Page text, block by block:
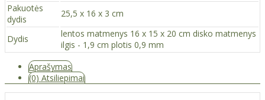
Pakuotės
dydis
25,5 x 16 x 3 cm
Dydis
lentos matmenys 16 x 15 x 20 cm disko matmenys
ilgis - 1,9 cm plotis 0,9 mm
Aprašymas
(0) Atsiliepimai